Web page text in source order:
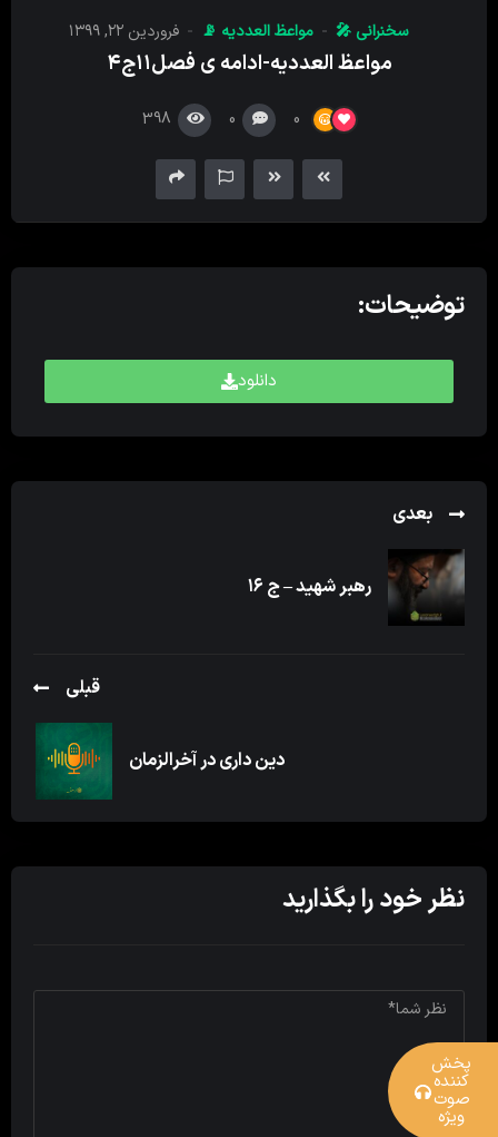
سخنرانی 🎤 مواعظ العددیه 📡 فروردین ۲۲, ۱۳۹۹
مواعظ العددیه-ادامه ی فصل۱۱ج۴
0
0
398
توضیحات:
دانلود
بعدی
رهبر شهید – ج ۱۶
قبلی
دین داری در آخرالزمان
نظر خود را بگذارید
پخش
کننده
صوت
ویژه